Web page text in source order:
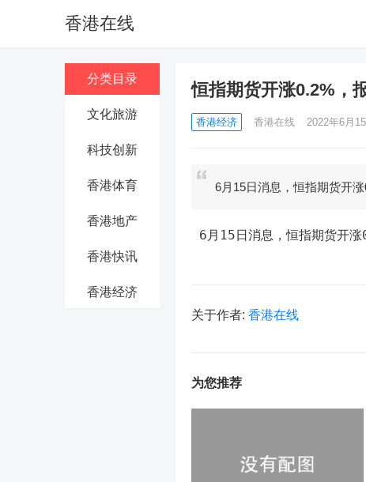
香港在线
分类目录
文化旅游
科技创新
香港体育
香港地产
香港快讯
香港经济
恒指期货开涨0.2%，
香港经济 香港在线 2022年6月
6月15日消息，恒指期货开涨
6月15日消息，恒指期货开
关于作者: 香港在线
为您推荐